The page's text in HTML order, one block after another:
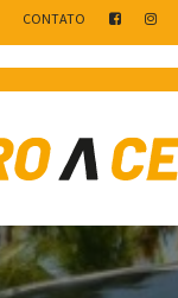
CONTATO